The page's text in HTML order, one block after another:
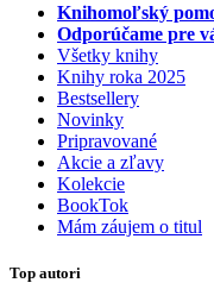
Knihomoľský
Odporúčame pre
Všetky knihy
Knihy roka 2025
Bestsellery
Novinky
Pripravované
Akcie a zľavy
Kolekcie
BookTok
Mám záujem o titul
Top autori